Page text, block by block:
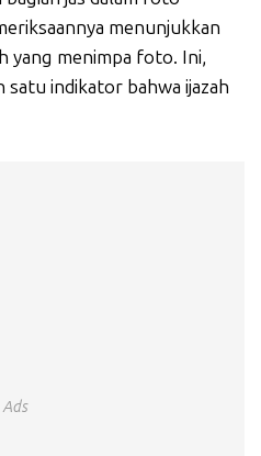
menunjukkan
yang menimpa foto. Ini,
satu indikator bahwa ijazah
Ads